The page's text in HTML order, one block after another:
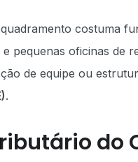
costuma
pequenas oficinas de
de equipe ou
.
do